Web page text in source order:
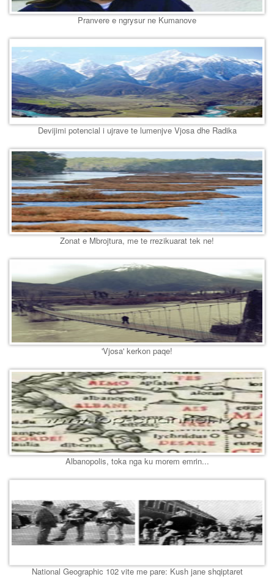
Pranvere e ngrysur ne Kumanove
Devijimi potencial i ujrave te lumenjve Vjosa dhe Radika
Zonat e Mbrojtura, me te rrezikuarat tek ne!
'Vjosa' kerkon paqe!
Albanopolis, toka nga ku morem emrin...
National Geographic 102 vite me pare: Kush jane shqiptaret